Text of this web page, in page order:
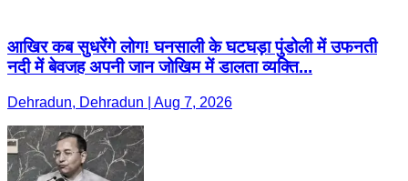
आखिर कब सुधरेंगे लोग! घनसाली के घटघड़ा पुंडोली में उफनती
नदी में बेवजह अपनी जान जोखिम में डालता व्यक्ति...
Dehradun, Dehradun | Aug 7, 2026